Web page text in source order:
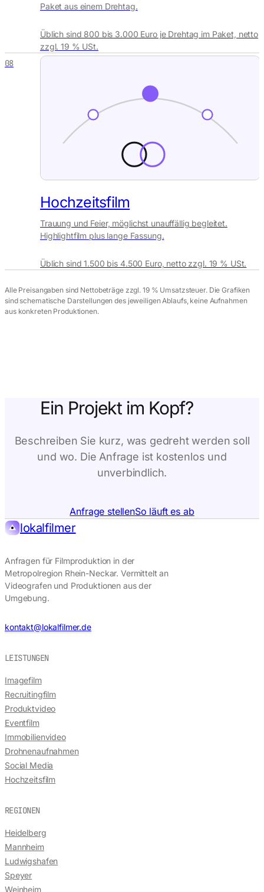
Paket aus einem Drehtag.
Üblich sind 800 bis 3.000 Euro je Drehtag im Paket, netto
zzgl. 19 % USt.
08
Hochzeitsfilm
Trauung und Feier, möglichst unauffällig begleitet.
Highlightfilm plus lange Fassung.
Üblich sind 1.500 bis 4.500 Euro, netto zzgl. 19 % USt.
Alle Preisangaben sind Nettobeträge zzgl. 19 % Umsatzsteuer. Die Grafiken
sind schematische Darstellungen des jeweiligen Ablaufs, keine Aufnahmen
aus konkreten Produktionen.
Ein Projekt im Kopf?
Beschreiben Sie kurz, was gedreht werden soll
und wo. Die Anfrage ist kostenlos und
unverbindlich.
Anfrage stellenSo läuft es ab
lokalfilmer
Anfragen für Filmproduktion in der
Metropolregion Rhein-Neckar. Vermittelt an
Videografen und Produktionen aus der
Umgebung.
kontakt@lokalfilmer.de
LEISTUNGEN
Imagefilm
Recruitingfilm
Produktvideo
Eventfilm
Immobilienvideo
Drohnenaufnahmen
Social Media
Hochzeitsfilm
REGIONEN
Heidelberg
Mannheim
Ludwigshafen
Speyer
Weinheim